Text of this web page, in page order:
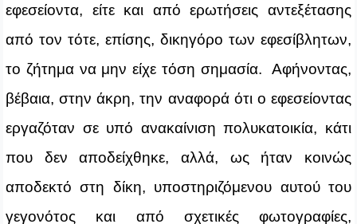
εφεσείοντα, είτε και από ερωτήσεις αντεξέτασης
από τον τότε, επίσης, δικηγόρο των εφεσίβλητων,
το ζήτημα να μην είχε τόση σημασία. Αφήνοντας,
βέβαια, στην άκρη, την αναφορά ότι ο εφεσείοντας
εργαζόταν σε υπό ανακαίνιση πολυκατοικία, κάτι
που δεν αποδείχθηκε, αλλά, ως ήταν κοινώς
αποδεκτό στη δίκη, υποστηριζόμενου αυτού του
γεγονότος και από σχετικές φωτογραφίες,